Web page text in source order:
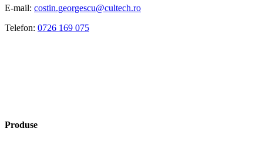
E-mail: costin.georgescu@cultech.ro
Telefon: 0726 169 075
Produse